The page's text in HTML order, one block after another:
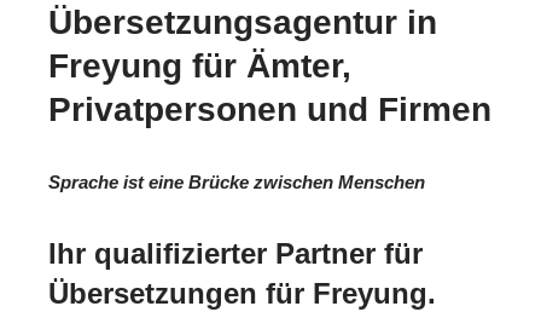
Übersetzungsagentur in
Freyung für Ämter,
Privatpersonen und Firmen
Sprache ist eine Brücke zwischen Menschen
Ihr qualifizierter Partner für
Übersetzungen für Freyung.